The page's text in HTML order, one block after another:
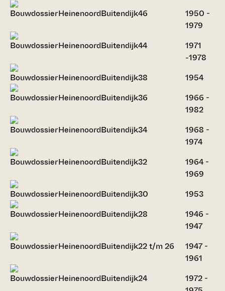
HeinenoordBuitendijk46
1950 -
1979
HeinenoordBuitendijk44
1971
-1978
HeinenoordBuitendijk38
1954
HeinenoordBuitendijk36
1966 -
1982
HeinenoordBuitendijk34
1968 -
1974
HeinenoordBuitendijk32
1964 -
1969
HeinenoordBuitendijk30
1953
HeinenoordBuitendijk28
1946 -
1947
HeinenoordBuitendijk22 t/m 26
1947 -
1961
HeinenoordBuitendijk24
1972 -